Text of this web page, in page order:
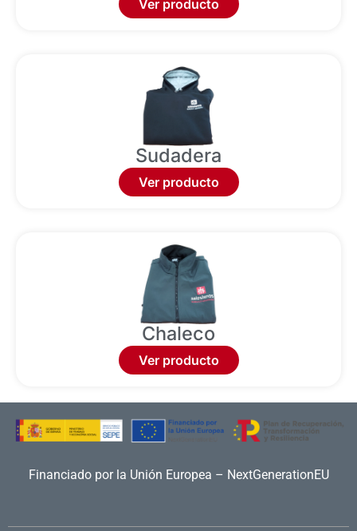
Ver producto
Sudadera
Ver producto
Chaleco
Ver producto
Financiado por la Unión Europea – NextGenerationEU